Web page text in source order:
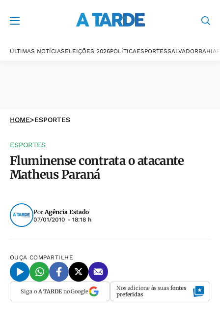
ÚLTIMAS NOTÍCIASELEIÇÕES 2026POLÍTICAESPORTESSALVADORBAHIA
HOME>ESPORTES
ESPORTES
Fluminense contrata o atacante
Matheus Paraná
PorAgência Estado
07/01/2010 - 18:18 h
OUÇA COMPARTILHE
Siga o A TARDEno Google Nos adicione às suas fontes
preferidas